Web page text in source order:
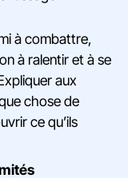
à combattre,
à ralentir et à se
aux
chose de
ce qu’ils